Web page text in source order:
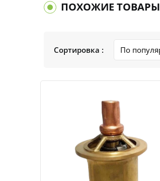
ПОХОЖИЕ ТОВАРЫ
Сортировка :
Быстрый просмотр